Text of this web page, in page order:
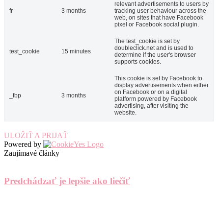
fr 3 months
relevant advertisements to users by
tracking user behaviour across the
web, on sites that have Facebook
pixel or Facebook social plugin.
test_cookie 15 minutes
The test_cookie is set by
doubleclick.net and is used to
determine if the user's browser
supports cookies.
_fbp 3 months
This cookie is set by Facebook to
display advertisements when either
on Facebook or on a digital
platform powered by Facebook
advertising, after visiting the
website.
ULOŽIŤ A PRIJAŤ
Powered by
Zaujímavé články
Predchádzať je lepšie ako liečiť